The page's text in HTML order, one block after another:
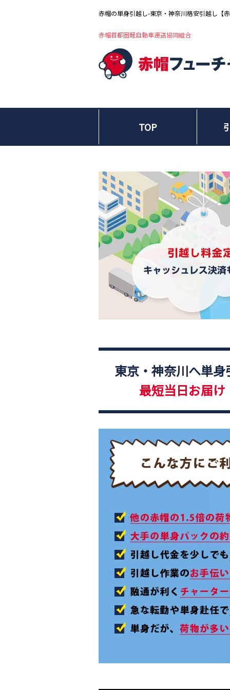
赤帽の単身引越し-東京・神奈川格安引越し【
赤帽首都圏軽自動車運送協同組合
TOP
東京・神奈川へ単身
最短当日お届け